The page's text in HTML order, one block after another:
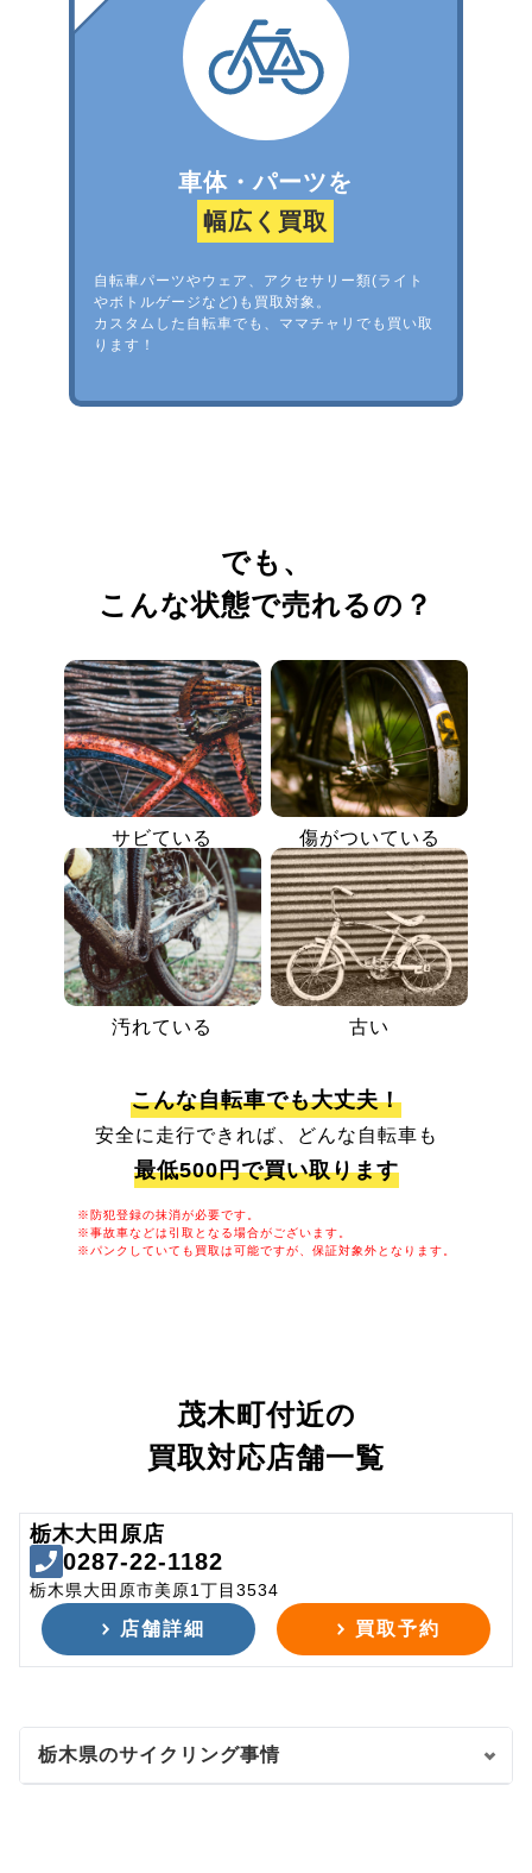
車体・パーツを
幅広く買取
自転車パーツやウェア、アクセサリー類(ライト
やボトルゲージなど)も買取対象。
カスタムした自転車でも、ママチャリでも買い取
ります！
でも、
こんな状態で売れるの？
サビている 傷がついている
汚れている 古い
こんな自転車でも大丈夫！
安全に走行できれば、どんな自転車も
最低500円で買い取ります
※防犯登録の抹消が必要です。
※事故車などは引取となる場合がございます。
※パンクしていても買取は可能ですが、保証対象外となります。
茂木町付近の
買取対応店舗一覧
栃木大田原店
0287-22-1182
栃木県大田原市美原1丁目3534
店舗詳細 買取予約
栃木県のサイクリング事情